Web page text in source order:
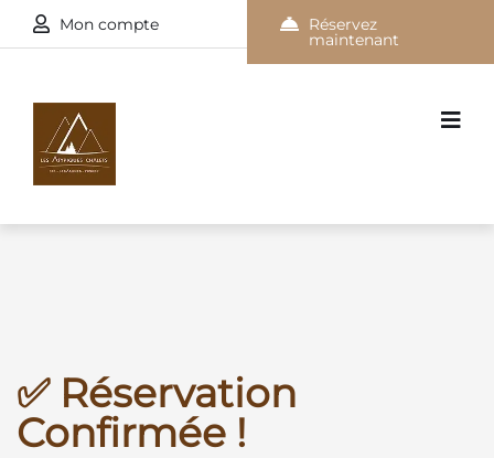
Mon compte Réservez
maintenant
✅ Réservation
Confirmée !